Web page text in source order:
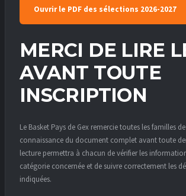
Ouvrir le PDF des sélections 2026-2027
MERCI DE LIRE
AVANT TOUTE
INSCRIPTION
Le Basket Pays de Gex remercie toutes les familles
connaissance du document complet avant toute
lecture permettra à chacun de vérifier les
catégorie concernée et de suivre correctement les
indiquées.